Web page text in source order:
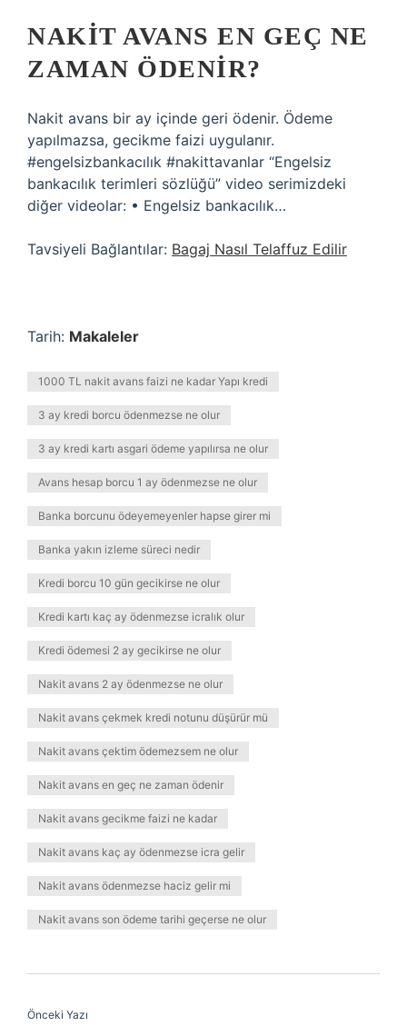
NAKIT AVANS EN GEÇ NE
ZAMAN ÖDENIR?
Nakit avans bir ay içinde geri ödenir. Ödeme
yapılmazsa, gecikme faizi uygulanır.
#engelsizbankacılık #nakittavanlar “Engelsiz
bankacılık terimleri sözlüğü” video serimizdeki
diğer videolar: • Engelsiz bankacılık…
Tavsiyeli Bağlantılar: Bagaj Nasıl Telaffuz Edilir
Tarih: Makaleler
1000 TL nakit avans faizi ne kadar Yapı kredi
3 ay kredi borcu ödenmezse ne olur
3 ay kredi kartı asgari ödeme yapılırsa ne olur
Avans hesap borcu 1 ay ödenmezse ne olur
Banka borcunu ödeyemeyenler hapse girer mi
Banka yakın izleme süreci nedir
Kredi borcu 10 gün gecikirse ne olur
Kredi kartı kaç ay ödenmezse icralık olur
Kredi ödemesi 2 ay gecikirse ne olur
Nakit avans 2 ay ödenmezse ne olur
Nakit avans çekmek kredi notunu düşürür mü
Nakit avans çektim ödemezsem ne olur
Nakit avans en geç ne zaman ödenir
Nakit avans gecikme faizi ne kadar
Nakit avans kaç ay ödenmezse icra gelir
Nakit avans ödenmezse haciz gelir mi
Nakit avans son ödeme tarihi geçerse ne olur
Önceki Yazı